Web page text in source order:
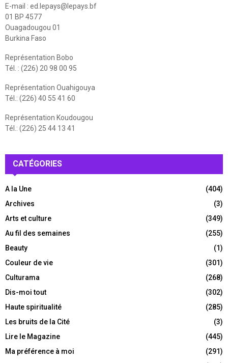
E-mail : ed.lepays@lepays.bf
01 BP 4577
Ouagadougou 01
Burkina Faso
Représentation Bobo
Tél. : (226) 20 98 00 95
Représentation Ouahigouya
Tél.: (226) 40 55 41 60
Représentation Koudougou
Tél.: (226) 25 44 13 41
CATÉGORIES
A la Une
(404)
Archives
(3)
Arts et culture
(349)
Au fil des semaines
(255)
Beauty
(1)
Couleur de vie
(301)
Culturama
(268)
Dis-moi tout
(302)
Haute spiritualité
(285)
Les bruits de la Cité
(3)
Lire le Magazine
(445)
Ma préférence à moi
(291)